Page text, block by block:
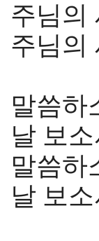
주님의
주님의
말씀하
날 보
말씀하
날 보